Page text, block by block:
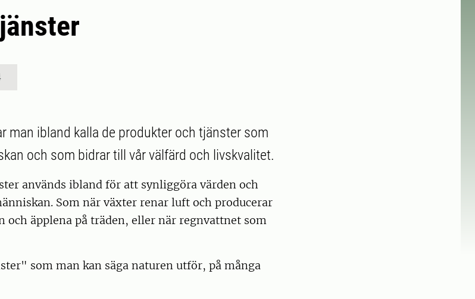
man ibland kalla de produkter och tjänster som
och som bidrar till vår välfärd och livskvalitet.
används ibland för att synliggöra värden och
Som när växter renar luft och producerar
och äpplena på träden, eller när regnvattnet som
som man kan säga naturen utför, på många